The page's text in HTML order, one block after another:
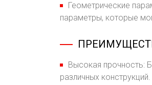
Геометрические
параметры, которые
Высокая прочность:
различных конструкций.